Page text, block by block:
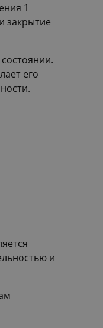
1
закрытие
его
и